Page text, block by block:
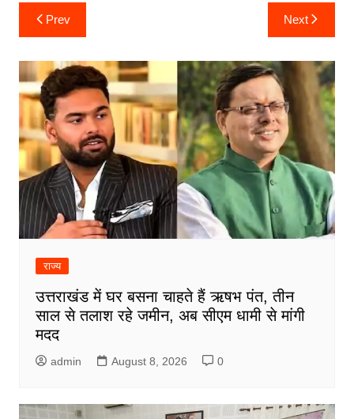
Post
navigation
Prev Next
राज्य
उत्तराखंड में घर बसना चाहते हैं ऋषभ पंत, तीन
साल से तलाश रहे जमीन, अब सीएम धामी से मांगी
मदद
admin August 8, 2026 0